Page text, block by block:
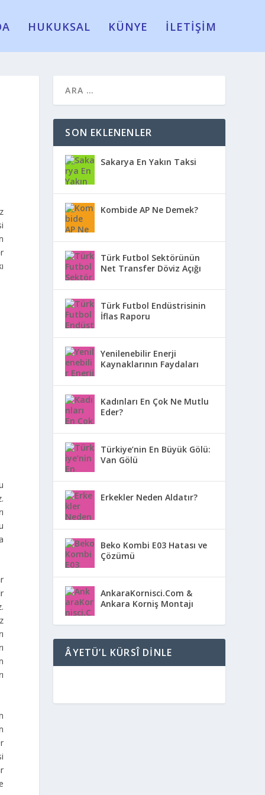
HUKUKSAL KÜNYE İLETİŞİM
SON EKLENENLER
Sakarya En Yakın Taksi
Kombide AP Ne Demek?
Türk Futbol Sektörünün
Net Transfer Döviz Açığı
Türk Futbol Endüstrisinin
İflas Raporu
Yenilenebilir Enerji
Kaynaklarının Faydaları
Kadınları En Çok Ne Mutlu
Eder?
Türkiye’nin En Büyük Gölü:
Van Gölü
Erkekler Neden Aldatır?
Beko Kombi E03 Hatası ve
Çözümü
AnkaraKornisci.Com &
Ankara Korniş Montajı
ÂYETÜ’L KÜRSÎ DINLE